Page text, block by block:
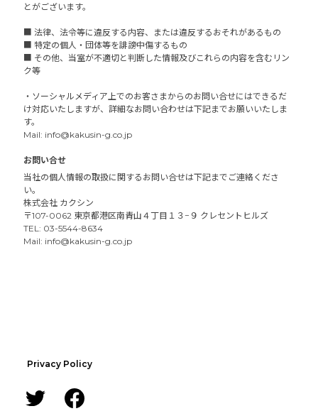
とがございます。
■ 法律、法令等に違反する内容、または違反するおそれがあるもの
■ 特定の個人・団体等を誹謗中傷するもの
■ その他、当室が不適切と判断した情報及びこれらの内容を含むリン
ク等
・ソーシャルメディア上でのお客さまからのお問い合せにはできるだ
け対応いたしますが、詳細なお問い合わせは下記までお願いいたしま
す。
Mail: info@kakusin-g.co.jp
お問い合せ
当社の個人情報の取扱に関するお問い合せは下記までご連絡くださ
い。
株式会社 カクシン
〒107-0062 東京都港区南青山４丁目１３−９ クレセントヒルズ
TEL: 03-5544-8634
Mail: info@kakusin-g.co.jp
Privacy Policy